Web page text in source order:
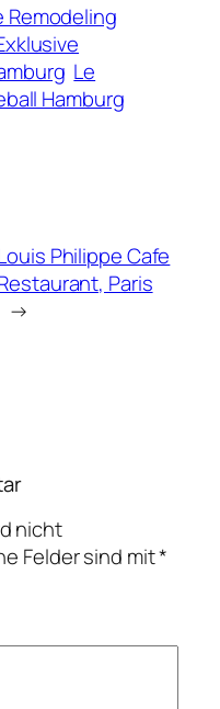
Remodeling
Le
Hamburg
Philippe Cafe
Paris
→
nicht
Felder sind mit*